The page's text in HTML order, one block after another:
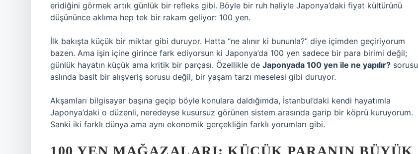
eridiğini görmek artık günlük bir refleks gibi. Böyle bir ruh haliyle Japonya’daki fiyat kültürünü
düşününce aklıma hep tek bir rakam geliyor: 100 yen.
İlk bakışta küçük bir miktar gibi duruyor. Hatta “ne alınır ki bununla?” diye içimden geçiriyorum
bazen. Ama işin içine girince fark ediyorsun ki Japonya’da 100 yen sadece bir para birimi değil;
günlük hayatın küçük ama kritik bir parçası. Özellikle de Japonyada 100 yen ile ne yapılır? sorusu
aslında basit bir alışveriş sorusu değil, bir yaşam tarzı meselesi gibi duruyor.
Akşamları bilgisayar başına geçip böyle konulara daldığımda, İstanbul’daki kendi hayatımla
Japonya’daki o düzenli, neredeyse kusursuz görünen sistem arasında garip bir köprü kuruyorum.
Sanki iki farklı dünya ama aynı ekonomik gerçekliğin farklı yorumları gibi.
100 YEN MAĞAZALARI: KÜÇÜK PARANIN BÜYÜK